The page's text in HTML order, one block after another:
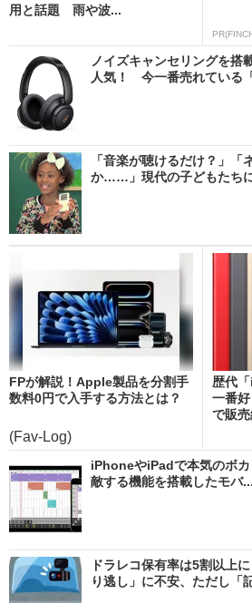
用と話題 雨や波...
ノイズキャンセリングを搭
人気！ 今一番売れている
「音楽が聴けるだけ？」「
か……」現代の子どもたち
FPが解説！Apple製品を分割手
数料0円で入手する方法とは？
(Fav-Log)
歴代
一番
で販
iPhoneやiPadで本気のボ
敵する機能を搭載したモバ...
ドラレコ保有率は5割以上
り逃し」に不安、ただし「